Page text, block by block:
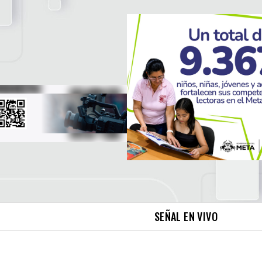
SEÑAL EN VIVO